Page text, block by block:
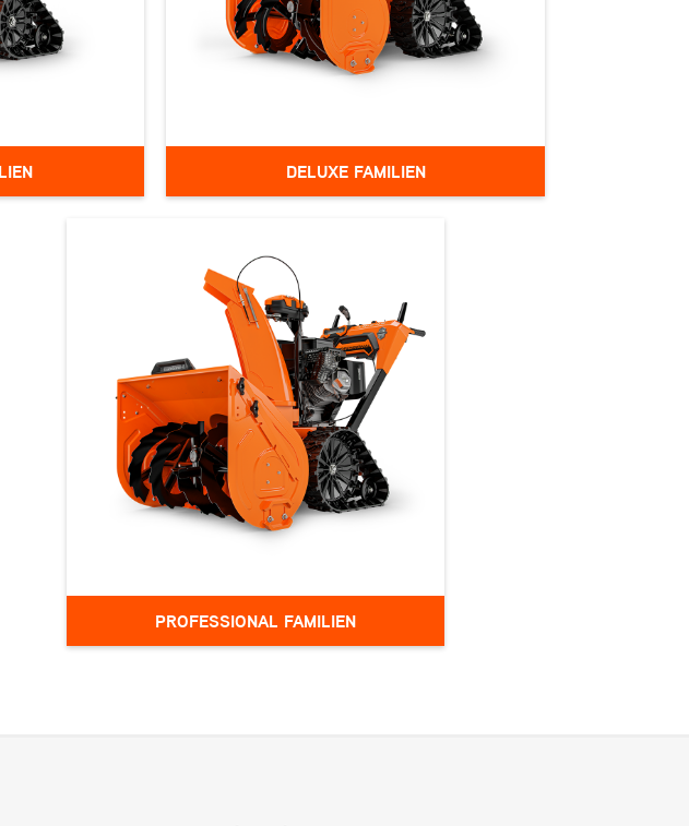
Ariens®'
DELUXE FAMILIEN
Ariens® Deluxe-serien er ikke bare en af
vores bestsellere, den er et symbol på
pålidelig og effektiv snerydning. Når du
bruger en Deluxe, kan du være sikker på,
at sneen forsvinder, og arbejdet bliver
gjort. Læs mere her.
PROFESSIONAL FAMILIEN
kraft under hele arbejdet. Alle sneslynger